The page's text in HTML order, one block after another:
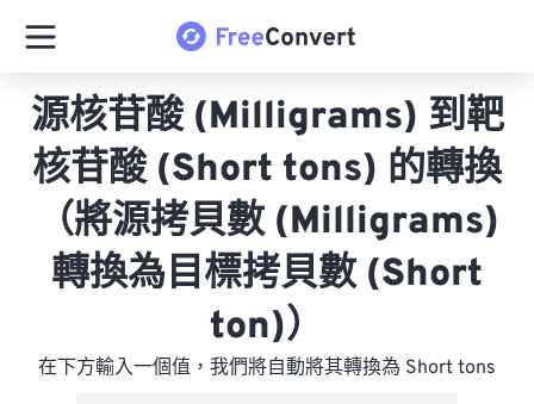
源核苷酸 (Milligrams) 到靶
核苷酸 (Short tons) 的轉換
（將源拷貝數 (Milligrams)
轉換為目標拷貝數 (Short
ton)）
在下方輸入一個值，我們將自動將其轉換為 Short tons